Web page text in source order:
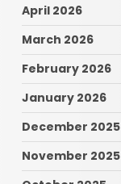
April 2026
March 2026
February 2026
January 2026
December 2025
November 2025